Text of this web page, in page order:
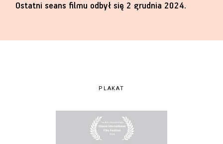
Ostatni seans filmu odbył się 2 grudnia 2024.
PLAKAT